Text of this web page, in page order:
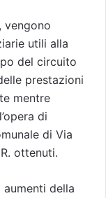
vengono
utili alla
del circuito
prestazioni
mentre
di
di Via
ottenuti.
della